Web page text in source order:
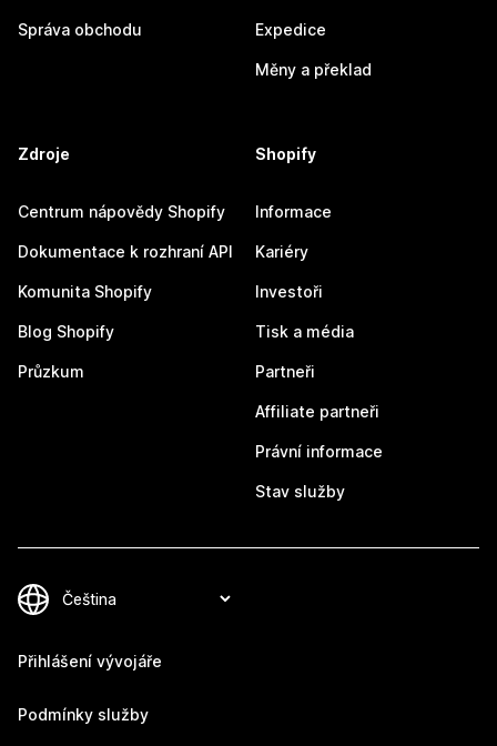
Správa obchodu Expedice
Měny a překlad
Zdroje
Centrum nápovědy Shopify
Dokumentace k rozhraní API
Komunita Shopify
Blog Shopify
Průzkum
Shopify
Informace
Kariéry
Investoři
Tisk a média
Partneři
Affiliate partneři
Právní informace
Stav služby
Přihlášení vývojáře
Podmínky služby